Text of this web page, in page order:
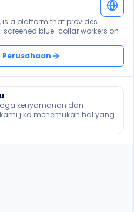
is a platform that provides
blue-collar workers on
kenyamanan dan
jika menemukan hal yang